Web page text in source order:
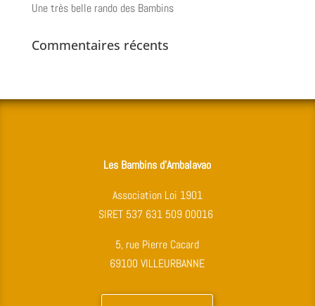
Une très belle rando des Bambins
Commentaires récents
Les Bambins d’Ambalavao
Association Loi 1901
SIRET 537 631 509 00016
5, rue Pierre Cacard
69100 VILLEURBANNE